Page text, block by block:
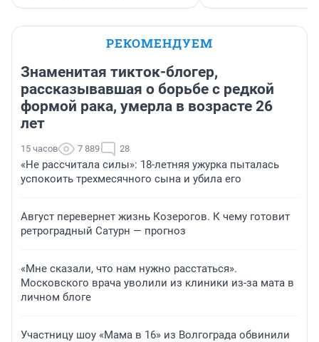
РЕКОМЕНДУЕМ
Знаменитая тикток-блогер,
рассказывавшая о борьбе с редкой
формой рака, умерла в возрасте 26
лет
15 часов 7 889 28
«Не рассчитала силы»: 18-летняя ужурка пыталась
успокоить трехмесячного сына и убила его
Август перевернет жизнь Козерогов. К чему готовит
ретроградный Сатурн — прогноз
«Мне сказали, что нам нужно расстаться».
Московского врача уволили из клиники из-за мата в
личном блоге
Участницу шоу «Мама в 16» из Волгограда обвинили